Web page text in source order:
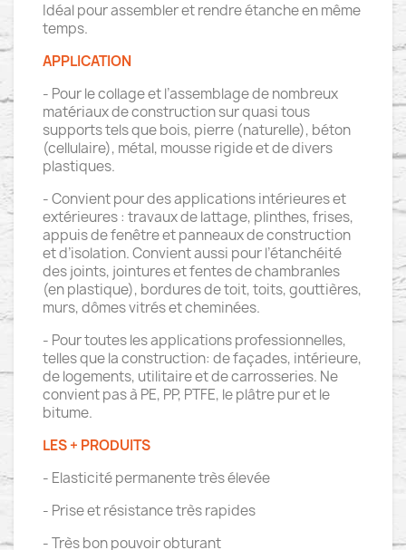
Idéal pour assembler et rendre étanche en même
temps.
APPLICATION
- Pour le collage et l’assemblage de nombreux
matériaux de construction sur quasi tous
supports tels que bois, pierre (naturelle), béton
(cellulaire), métal, mousse rigide et de divers
plastiques.
- Convient pour des applications intérieures et
extérieures : travaux de lattage, plinthes, frises,
appuis de fenêtre et panneaux de construction
et d’isolation. Convient aussi pour l’étanchéité
des joints, jointures et fentes de chambranles
(en plastique), bordures de toit, toits, gouttières,
murs, dômes vitrés et cheminées.
- Pour toutes les applications professionnelles,
telles que la construction: de façades, intérieure,
de logements, utilitaire et de carrosseries. Ne
convient pas à PE, PP, PTFE, le plâtre pur et le
bitume.
LES + PRODUITS
- Elasticité permanente très élevée
- Prise et résistance très rapides
- Très bon pouvoir obturant